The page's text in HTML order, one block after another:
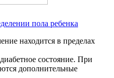
пола ребенка
находится в пределах
состояние. При
дополнительные